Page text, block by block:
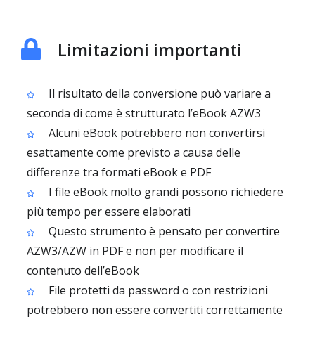
Limitazioni importanti
Il risultato della conversione può variare a
seconda di come è strutturato l’eBook AZW3
Alcuni eBook potrebbero non convertirsi
esattamente come previsto a causa delle
differenze tra formati eBook e PDF
I file eBook molto grandi possono richiedere
più tempo per essere elaborati
Questo strumento è pensato per convertire
AZW3/AZW in PDF e non per modificare il
contenuto dell’eBook
File protetti da password o con restrizioni
potrebbero non essere convertiti correttamente